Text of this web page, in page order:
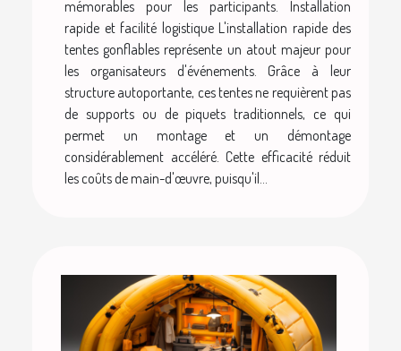
mémorables pour les participants. Installation
rapide et facilité logistique L'installation rapide des
tentes gonflables représente un atout majeur pour
les organisateurs d'événements. Grâce à leur
structure autoportante, ces tentes ne requièrent pas
de supports ou de piquets traditionnels, ce qui
permet un montage et un démontage
considérablement accéléré. Cette efficacité réduit
les coûts de main-d'œuvre, puisqu'il...